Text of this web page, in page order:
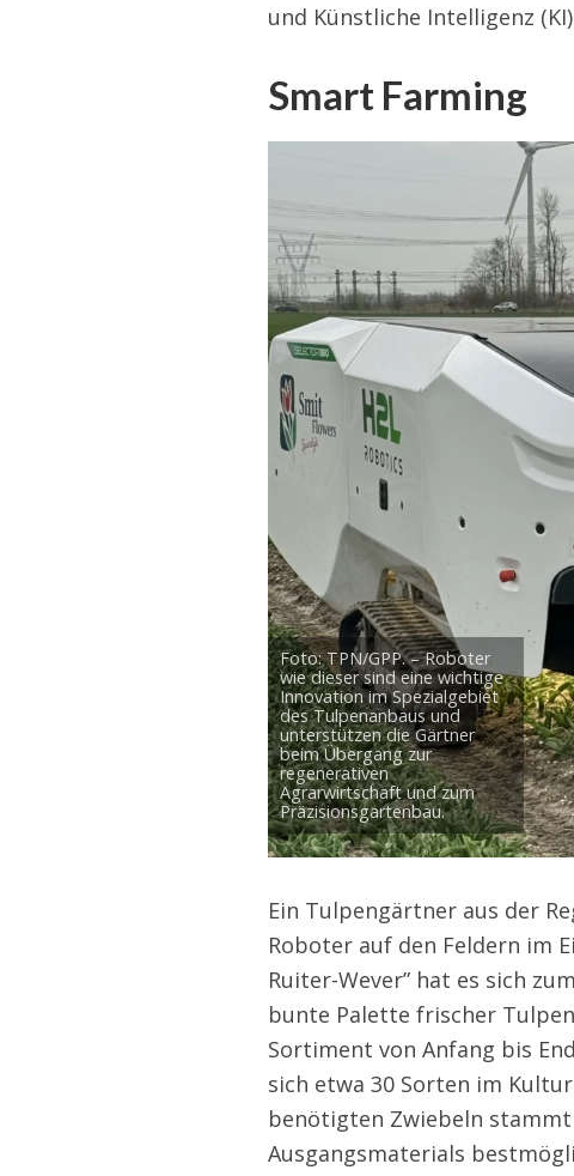
und Künstliche Intelligenz
Smart Farming
Foto: TPN/GPP. – Roboter
wie dieser sind eine wichtige
Innovation im Spezialgebiet
des Tulpenanbaus und
unterstützen die Gärtner
beim Übergang zur
regenerativen
Agrarwirtschaft und zum
Präzisionsgartenbau.
Ein Tulpengärtner aus der
Roboter auf den Feldern im
Ruiter-Wever” hat es sich
bunte Palette frischer
Sortiment von Anfang bis
sich etwa 30 Sorten im
benötigten Zwiebeln
Ausgangsmaterials